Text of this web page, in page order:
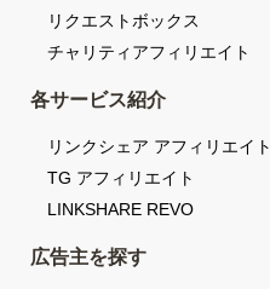
リクエストボックス
チャリティアフィリエイト
各サービス紹介
リンクシェア アフィリエイト
TG アフィリエイト
LINKSHARE REVO
広告主を探す